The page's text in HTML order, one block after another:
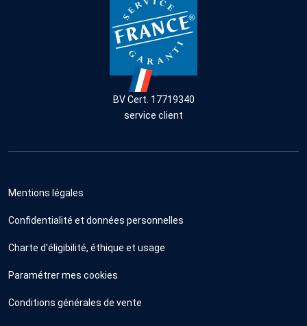
BV Cert. 17719340
service client
Mentions légales
Confidentialité et données personnelles
Charte d'éligibilité, éthique et usage
Paramétrer mes cookies
Conditions générales de vente